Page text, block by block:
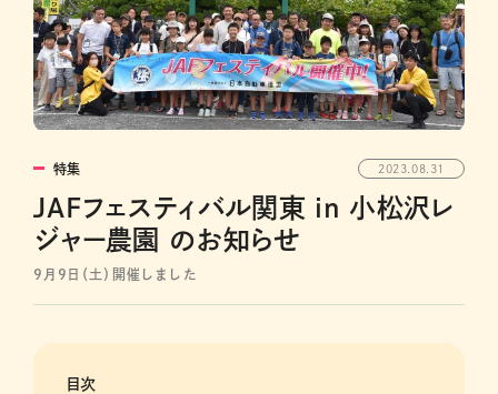
特集 2023.08.31
JAFフェスティバル関東 in 小松沢レ
ジャー農園 のお知らせ
9月9日（土）開催しました
目次